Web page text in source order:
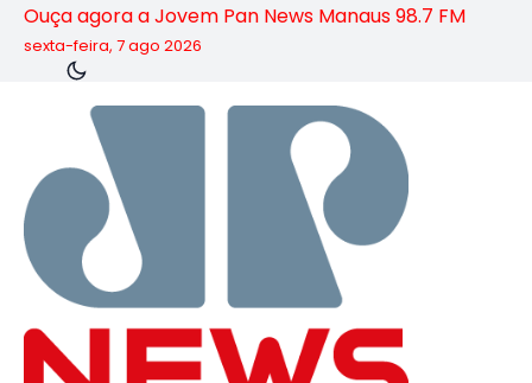
Ouça agora a Jovem Pan News Manaus 98.7 FM
sexta-feira, 7 ago 2026